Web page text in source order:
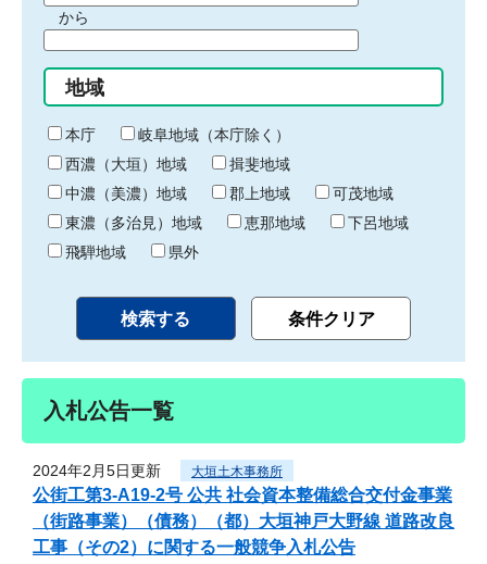
間
始
り
から
間
終
わ
り
地域
本庁
岐阜地域（本庁除く）
西濃（大垣）地域
揖斐地域
中濃（美濃）地域
郡上地域
可茂地域
東濃（多治見）地域
恵那地域
下呂地域
飛騨地域
県外
入札公告一覧
2024年2月5日更新 大垣土木事務所
公街工第3-A19-2号 公共 社会資本整備総合交付金事業
（街路事業）（債務）（都）大垣神戸大野線 道路改良
工事（その2）に関する一般競争入札公告